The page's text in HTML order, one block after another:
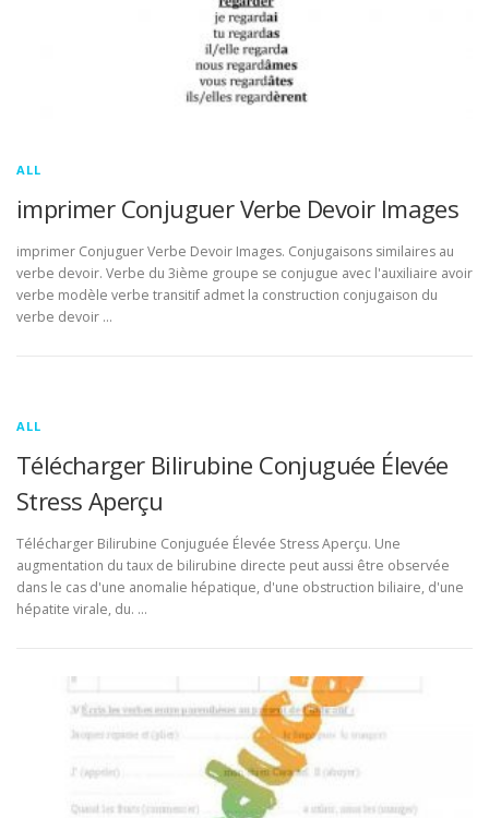
ALL
imprimer Conjuguer Verbe Devoir Images
imprimer Conjuguer Verbe Devoir Images. Conjugaisons similaires au
verbe devoir. Verbe du 3ième groupe se conjugue avec l'auxiliaire avoir
verbe modèle verbe transitif admet la construction conjugaison du
verbe devoir …
ALL
Télécharger Bilirubine Conjuguée Élevée
Stress Aperçu
Télécharger Bilirubine Conjuguée Élevée Stress Aperçu. Une
augmentation du taux de bilirubine directe peut aussi être observée
dans le cas d'une anomalie hépatique, d'une obstruction biliaire, d'une
hépatite virale, du. …